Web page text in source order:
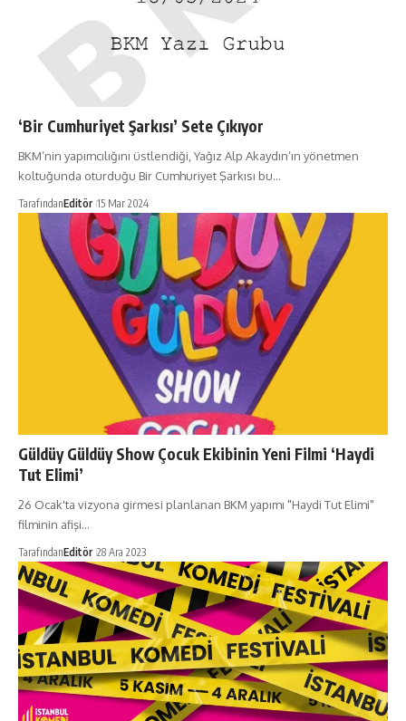
‘Bir Cumhuriyet Şarkısı’ Sete Çıkıyor
BKM’nin yapımcılığını üstlendiği, Yağız Alp Akaydın’ın yönetmen
koltuğunda oturduğu Bir Cumhuriyet Şarkısı bu…
TarafındanEditör 15 Mar 2024
Güldüy Güldüy Show Çocuk Ekibinin Yeni Filmi ‘Haydi
Tut Elimi’
26 Ocak'ta vizyona girmesi planlanan BKM yapımı "Haydi Tut Elimi"
filminin afişi…
TarafındanEditör 28 Ara 2023